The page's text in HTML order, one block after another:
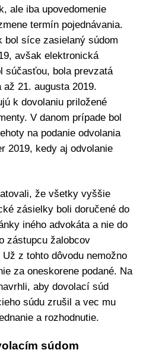
ale iba upovedomenie
termín pojednávania.
bol síce zasielaný súdom
avšak elektronická
súčasťou, bola prevzatá
až 21. augusta 2019.
k dovolaniu priložené
V danom prípade bol
na podanie odvolania
2019, kedy aj odvolanie
že všetky vyššie
zásielky boli doručené do
iného advokáta a nie do
zástupcu žalobcov
z tohto dôvodu nemožno
za oneskorene podané. Na
aby dovolací súd
súdu zrušil a vec mu
a rozhodnutie.
súdom